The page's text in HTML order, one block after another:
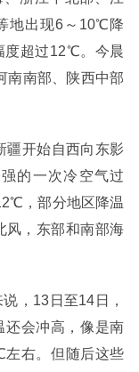
地出现6～10℃降
度超过12℃。今晨
南南部、陕西中部
疆开始自西向东影
的一次冷空气过
，部分地区降温
，东部和南部海
，13日至14日，
还会冲高，像是南
右。但随后这些